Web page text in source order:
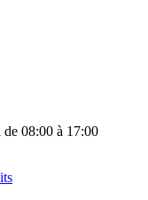
08:00 à 17:00